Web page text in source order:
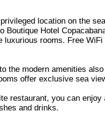
location on the
Boutique Hotel
luxurious rooms. Free
the modern amenities
offer exclusive sea
restaurant, you can
and drinks.